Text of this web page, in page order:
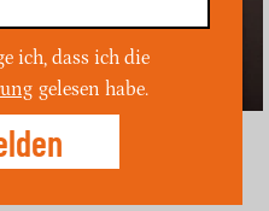
ich, dass ich die
gelesen habe.